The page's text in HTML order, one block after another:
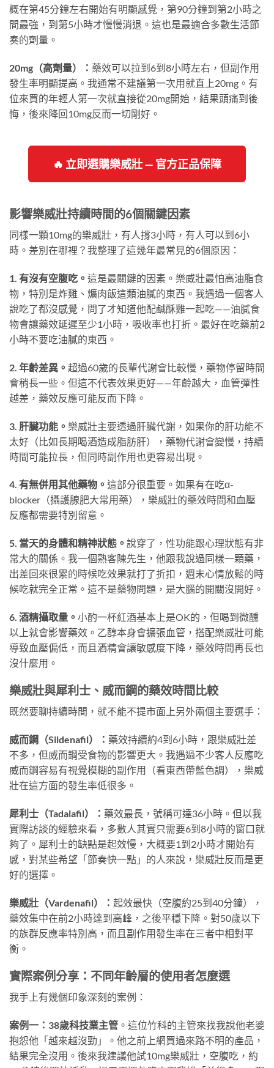
概在第45分鐘左右開始有明顯感覺，第90分鐘到第2小時之
間最強，到第5小時才慢慢消退。這也是最適合多數生活節
奏的劑量。
20mg（高劑量）： 藥效可以拉到6到8小時左右，但副作用
發生率明顯提高。我通常不建議第一次用就直上20mg。有
位來買的年輕人第一次就直接從20mg開始，結果頭痛到後
悔，後來降回10mg反而一切剛好。
🔥 立即選購樂威壯 — 官方正品保障
影響樂威壯持續時間的6個關鍵因素
同樣一顆10mg的樂威壯，有人撐3小時，有人可以到6小
時。差別在哪裡？我整理了這幾年最常見的6個原因：
1. 有沒有空腹吃。 這是最關鍵的因素。樂威壯最怕高油脂食
物，特別是炸雞、爌肉飯這類油膩的東西。我遇過一個客人
說吃了都沒感覺，問了才知道他配鹹酥雞一起吃——油膩食
物會讓藥效延遲至少1小時，吸收率也打折。最好在吃藥前2
小時不要吃油膩的東西。
2. 年齡差異。 超過60歲的長輩代謝會比較慢，藥物停留時間
會稍長一些。但這不代表效果更好——年齡越大，血管彈性
越差，藥效反應可能反而下降。
3. 肝臟功能。 樂威壯主要透過肝臟代謝，如果你的肝功能不
太好（比如長期喝酒造成脂肪肝），藥物代謝會變慢，持續
時間可能拉長，但同時副作用也更容易出現。
4. 有無併用其他藥物。 這部分很重要。如果有在吃α-
blocker（攝護腺肥大常用藥），樂威壯的藥效時間和血壓
反應都需要特別留意。
5. 當天的身體和精神狀態。 說穿了，性功能跟心理狀態有非
常大的關係。我一個熟客陳先生，他跟我說過同樣一顆藥，
出差回來很累的時候吃效果就打了折扣，週末心情放鬆的時
候吃就完全正常。這不是藥物問題，是大腦的開關沒開好。
6. 酒精攝取量。 小酌一杯紅酒基本上是OK的，但喝到微醺
以上就會影響藥效。乙醇本身會擴張血管，搭配樂威壯可能
導致血壓偏低，而且酒精會讓敏感度下降，藥效時間再長也
沒什麼用。
樂威壯與犀利士、威而鋼的藥效時間比較
既然要聊持續時間，就不能不提市面上另外兩個主要選手：
威而鋼（Sildenafil）： 藥效持續約4到6小時，跟樂威壯差
不多，但威而鋼受食物的影響更大。我遇過不少客人反應吃
威而鋼容易有視覺模糊的副作用（看東西帶藍色調），樂威
壯在這方面的發生率低很多。
犀利士（Tadalafil）： 藥效最長，號稱可達36小時。但以我
實際訪談的經驗來看，多數人其實只需要6到8小時的窗口就
夠了。犀利士的缺點是起效慢，大概要1到2小時才開始有
感，對某些希望「節奏快一點」的人來說，樂威壯反而是更
好的選擇。
樂威壯（Vardenafil）： 起效最快（空腹約25到40分鐘），
藥效集中在前2小時達到高峰，之後平穩下降。對50歲以下
的族群反應率特別高，而且副作用發生率在三者中相對平
衡。
實際案例分享：不同年齡層的使用者怎麼選
我手上有幾個印象深刻的案例：
案例一：38歲科技業主管 。這位竹科的主管來找我說他老婆
抱怨他「越來越沒勁」。他之前上網買過來路不明的產品，
結果完全沒用。後來我建議他試10mg樂威壯，空腹吃，約